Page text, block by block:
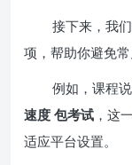
接下来，我
项，帮助你避免常
例如，课程
速度 包考试 ，这
适应平台设置。